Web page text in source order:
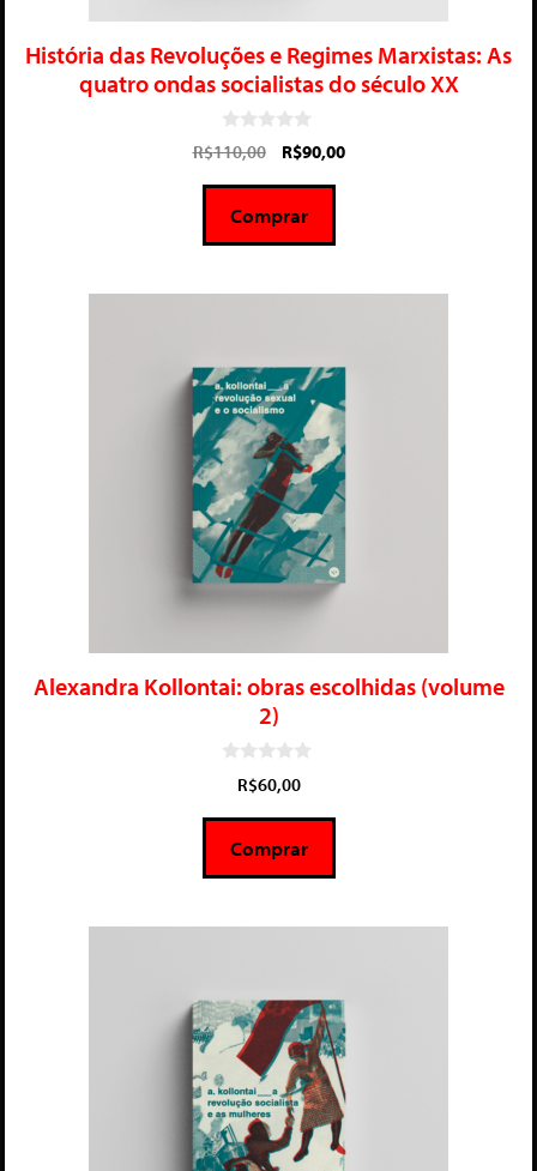
História das Revoluções e Regimes Marxistas: As
quatro ondas socialistas do século XX
0
d
5
R$110,00 R$90,00
Comprar
Alexandra Kollontai: obras escolhidas (volume
2)
5
R$60,00
Comprar